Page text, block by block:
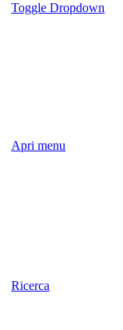
Toggle Dropdown
Apri menu
Ricerca